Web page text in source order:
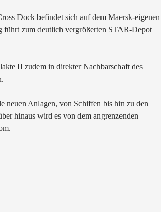
Dock befindet sich auf dem Maersk-eigenen
führt zum deutlich vergrößerten STAR-Depot
II zudem in direkter Nachbarschaft des
neuen Anlagen, von Schiffen bis hin zu den
hinaus wird es von dem angrenzenden